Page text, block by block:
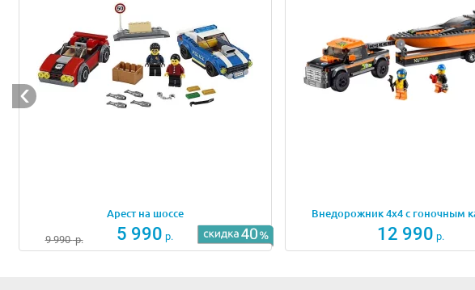
Арест на шоссе
9 990р. 5 990 р.
Внедорожник 4х4 с гоночным
12 990 р.